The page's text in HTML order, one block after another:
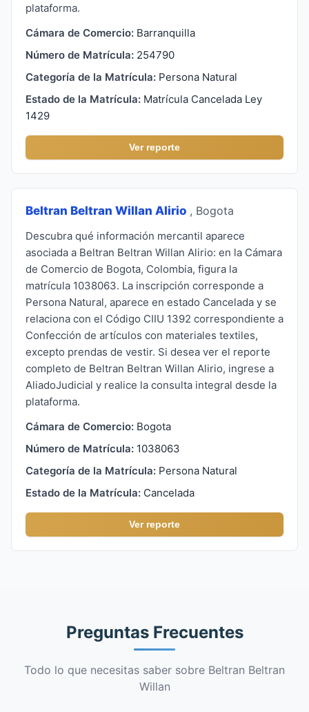
plataforma.
Cámara de Comercio: Barranquilla
Número de Matrícula: 254790
Categoría de la Matrícula: Persona Natural
Estado de la Matrícula: Matrícula Cancelada Ley
1429
Ver reporte
Beltran Beltran Willan Alirio , Bogota
Descubra qué información mercantil aparece
asociada a Beltran Beltran Willan Alirio: en la Cámara
de Comercio de Bogota, Colombia, figura la
matrícula 1038063. La inscripción corresponde a
Persona Natural, aparece en estado Cancelada y se
relaciona con el Código CIIU 1392 correspondiente a
Confección de artículos con materiales textiles,
excepto prendas de vestir. Si desea ver el reporte
completo de Beltran Beltran Willan Alirio, ingrese a
AliadoJudicial y realice la consulta integral desde la
plataforma.
Cámara de Comercio: Bogota
Número de Matrícula: 1038063
Categoría de la Matrícula: Persona Natural
Estado de la Matrícula: Cancelada
Ver reporte
Preguntas Frecuentes
Todo lo que necesitas saber sobre Beltran Beltran
Willan